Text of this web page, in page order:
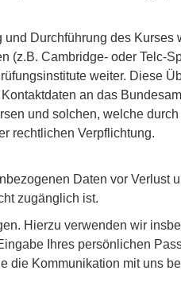
Durchführung des Kurses
(z.B. Cambridge- oder Telc-
weiter. Diese
an das
und solchen, welche
rechtlichen Verpflichtung.
Daten vor Verlust
zugänglich ist.
Hierzu verwenden wir
Ihres persönlichen
die Kommunikation mit uns